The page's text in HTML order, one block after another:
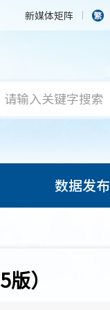
新媒体矩阵
数据发布
）